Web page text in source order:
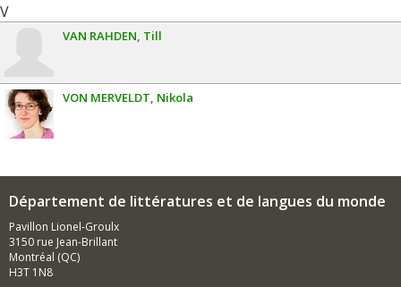
V
VAN RAHDEN Till
VON MERVELDT Nikola
Département de littératures et de langues du monde
Pavillon Lionel-Groulx
3150 rue Jean-Brillant
Montréal (QC)
H3T 1N8